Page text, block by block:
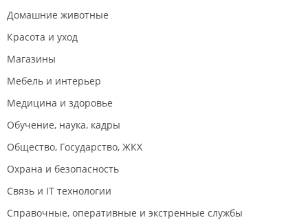
Домашние животные
Красота и уход
Магазины
Мебель и интерьер
Медицина и здоровье
Обучение, наука, кадры
Общество, Государство, ЖКХ
Охрана и безопасность
Связь и IT технологии
Справочные, оперативные и экстренные службы